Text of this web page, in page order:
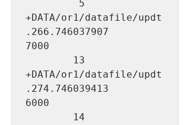
+DATA/or1/datafile/updt
.266.746037907
7000
+DATA/or1/datafile/updt
.274.746039413
6000